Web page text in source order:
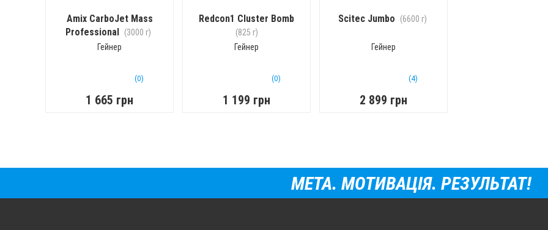
Amix CarboJet Mass
Professional (3000 г)
Гейнер
(0)
1 665 грн
Redcon1 Cluster Bomb
(825 г)
Гейнер
(0)
1 199 грн
Scitec Jumbo (6600 г)
Гейнер
(4)
2 899 грн
МЕТА. МОТИВАЦІЯ. РЕЗУЛЬТАТ!